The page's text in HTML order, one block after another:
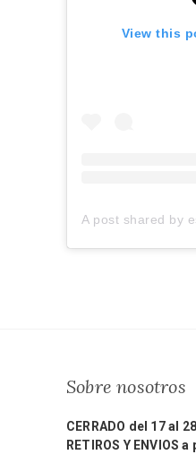
View this
Sobre nosotros
CERRADO del 17 al
RETIROS Y ENVIOS